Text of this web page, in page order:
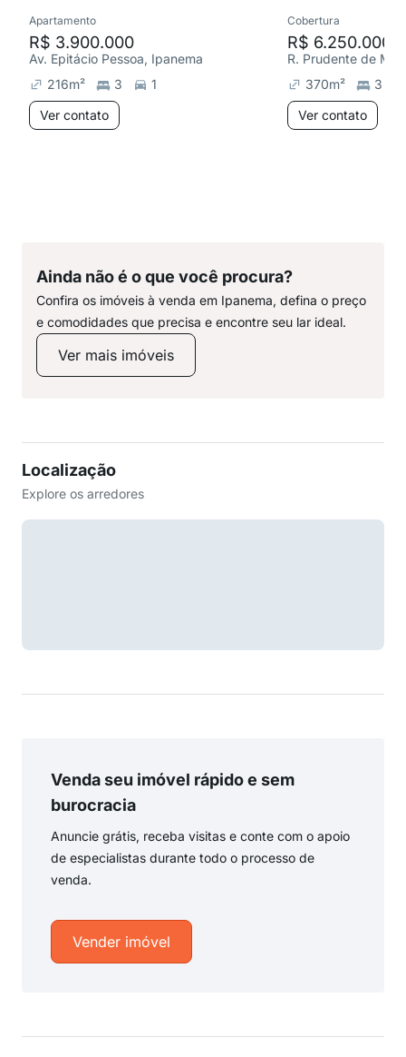
Apartamento
R$ 3.900.000
Av. Epitácio Pessoa, Ipanema
216m² 3
1
Ver contato
Cobertura
R$ 6.250.000
R. Prudente de
370m²
3
Ver contato
Ainda não é o que você procura?
Confira os imóveis à venda em Ipanema, defina o preço
e comodidades que precisa e encontre seu lar ideal.
Ver mais imóveis
Localização
Explore os arredores
Venda seu imóvel rápido e sem
burocracia
Anuncie grátis, receba visitas e conte com o apoio
de especialistas durante todo o processo de
venda.
Vender imóvel